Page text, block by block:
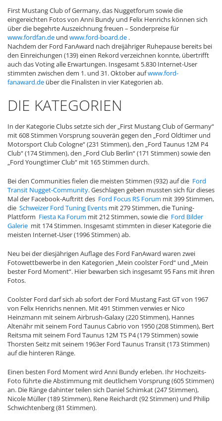
First Mustang Club of Germany, das Nuggetforum sowie die
eingereichten Fotos von Anni Bundy und Felix Henrichs können sich
über die begehrte Auszeichnung freuen – Sonderpreise für
www.fordfan.de und www.ford-board.de .
Nachdem der Ford FanAward nach dreijähriger Ruhepause bereits bei
den Einreichungen (139) einen Rekord verzeichnen konnte, übertrifft
auch das Voting alle Erwartungen. Insgesamt 5.830 Internet-User
stimmten zwischen dem 1. und 31. Oktober aufwww.ford-
fanaward.de über die Finalisten in vier Kategorien ab.
DIE KATEGORIEN
In der Kategorie Clubs setzte sich der „First Mustang Club of Germany“
mit 608 Stimmen Vorsprung souverän gegen den „Ford Oldtimer und
Motorsport Club Cologne“ (231 Stimmen), den „Ford Taunus 12M P4
Club“ (174 Stimmen), den „Ford Club Berlin“ (171 Stimmen) sowie den
„Ford Youngtimer Club“ mit 165 Stimmen durch.
Bei den Communities fielen die meisten Stimmen (932) auf die Ford
Transit Nugget-Community. Geschlagen geben mussten sich für dieses
Mal der Facebook-Auftritt des Ford Focus RS Forum mit 399 Stimmen,
die Schweizer Ford Tuning Events mit 279 Stimmen, die Tuning-
Plattform Fiesta Ka Forum mit 212 Stimmen, sowie die Ford Bilder
Galerie mit 174 Stimmen. Insgesamt stimmten in dieser Kategorie die
meisten Internet-User (1996 Stimmen) ab.
Neu bei der diesjährigen Auflage des Ford FanAward waren zwei
Fotowettbewerbe in den Kategorien „Mein coolster Ford“ und „Mein
bester Ford Moment“. Hier bewarben sich insgesamt 95 Fans mit ihren
Fotos.
Coolster Ford darf sich ab sofort der Ford Mustang Fast GT von 1967
von Felix Henrichs nennen. Mit 491 Stimmen verwies er Nico
Heinzmann mit seinem Airbrush-Galaxy (220 Stimmen), Hannes
Altenähr mit seinem Ford Taunus Cabrio von 1950 (208 Stimmen), Bert
Reitsma mit seinem Ford Taunus 12M TS P4 (179 Stimmen) sowie
Thorsten Seitz mit seinem 1963er Ford Taunus Transit (173 Stimmen)
auf die hinteren Ränge.
Einen besten Ford Moment wird Anni Bundy erleben. Ihr Hochzeits-
Foto führte die Abstimmung mit deutlichem Vorsprung (605 Stimmen)
an. Die Ränge dahinter teilen sich Daniel Schimkat (247 Stimmen),
Nicole Müller (189 Stimmen), Rene Reichardt (92 Stimmen) und Philip
Schwichtenberg (81 Stimmen).